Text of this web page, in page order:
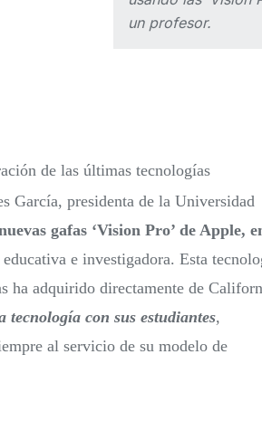
un profesor.
de las últimas tecnologías
García, presidenta de la Universidad
gafas ‘Vision Pro’ de Apple,
e investigadora. Esta
ha adquirido directamente de
tecnología con sus estudiantes,
al servicio de su modelo de